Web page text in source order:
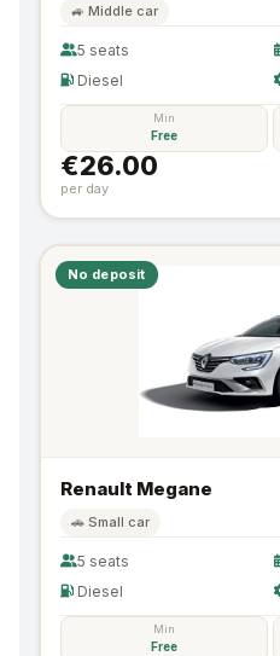
🚙 Middle car
5 seats
Diesel
Min
Free
€26.00
per day
No deposit
Renault Megane
🚗 Small car
5 seats
Diesel
Min
Free